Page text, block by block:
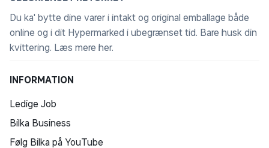
Du ka' bytte dine varer i intakt og original emballage både
online og i dit Hypermarked i ubegrænset tid. Bare husk din
kvittering. Læs mere her.
INFORMATION
Ledige Job
Bilka Business
Følg Bilka på YouTube